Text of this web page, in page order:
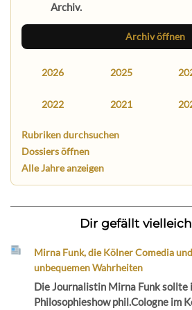
Archiv.
Archiv öffnen
2026 2025
2022 2021
Rubriken durchsuchen
Dossiers öffnen
Alle Jahre anzeigen
Dir gefällt
Mirna Funk, die Kölner Comedia
unbequemen Wahrheiten
Die Journalistin Mirna Funk sollte
Philosophieshow phil.Cologne im